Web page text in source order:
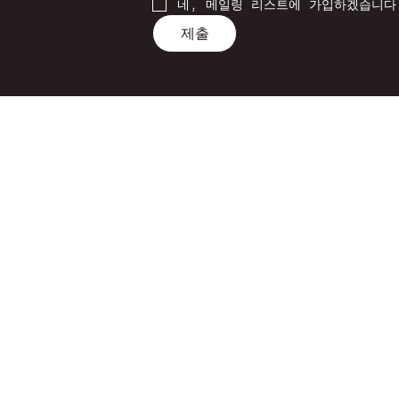
네, 메일링 리스트에 가입하겠습니
제출